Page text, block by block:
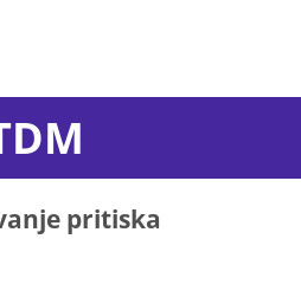
pritiska